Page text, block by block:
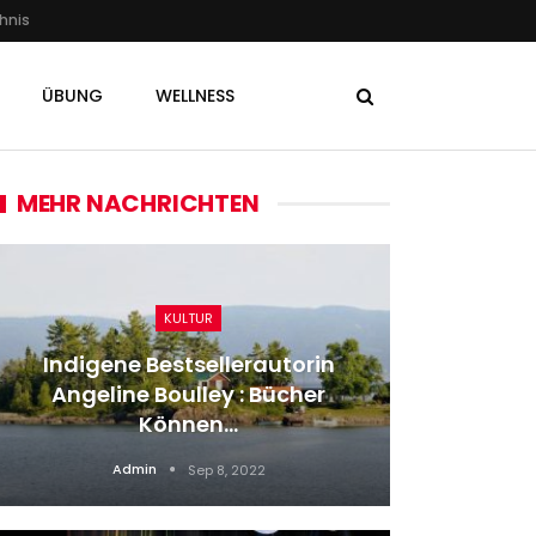
ÜBUNG WELLNESS
MEHR NACHRICHTEN
KULTUR
Indigene Bestsellerautorin
Angeline Boulley : Bücher
Können…
Admin Sep 8, 2022